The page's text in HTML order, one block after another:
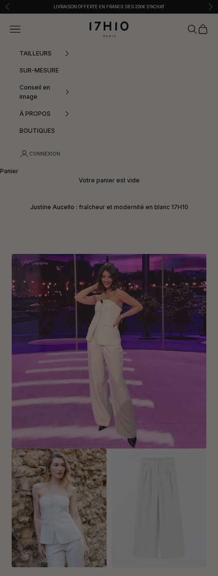
Passer au contenu
Précédent LIVRAISON OFFERTE EN FRANCE DÈS 200€ D'ACHAT
17h10
Menu Recherche
Panier
TAILLEURS
SUR-MESURE
Conseil en
image
À PROPOS
BOUTIQUES
CONNEXION
Panier
Votre panier est vide
Justine Aucello : fraîcheur et modernité en blanc 17H10